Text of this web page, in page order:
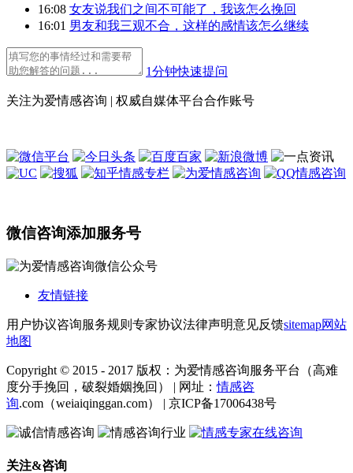
16:08 女友说我们之间不可能了，我该怎么挽回
16:01 男友和我三观不合，这样的感情该怎么继续
1分钟快速提问
关注为爱情感咨询 | 权威自媒体平台合作账号
微信咨询添加服务号
友情链接
用户协议咨询服务规则 专家协议法律声明意见反馈sitemap网站
地图
Copyright © 2015 - 2017 版权：为爱情感咨询服务平台（高难
度分手挽回，破裂婚姻挽回） | 网址：情感咨
询.com（weiaiqinggan.com） | 京ICP备17006438号
关注&咨询